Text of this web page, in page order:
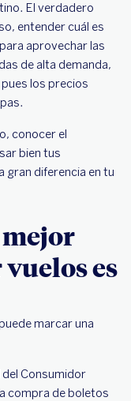
de los
vuelos
de crédito para
El verdadero
entender cuál es
aprovechar las
de alta demanda,
los precios
conocer el
bien tus
gran diferencia en tu
mejor
es
marcar una
Consumidor
compra de boletos